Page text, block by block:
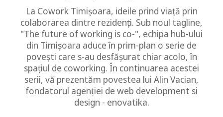
La Cowork Timișoara, ideile prind viață prin
colaborarea dintre rezidenți. Sub noul tagline,
"The future of working is co-", echipa hub-ului
din Timișoara aduce în prim-plan o serie de
povești care s-au desfășurat chiar acolo, în
spațiul de coworking. În continuarea acestei
serii, vă prezentăm povestea lui Alin Vacian,
fondatorul agenției de web development si
design - enovatika.